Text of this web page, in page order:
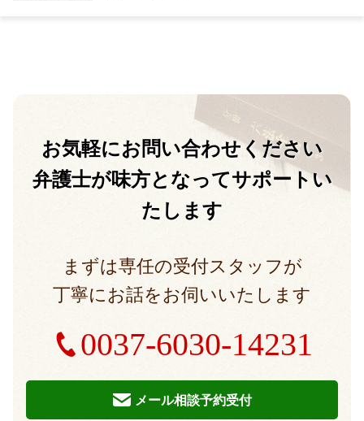
お気軽にお問い合わせください
弁護士が味方となってサポートい
たします
まずは専任の受付スタッフが
丁寧にお話をお伺いいたします
0037-6030-14231
メール相談予約受付